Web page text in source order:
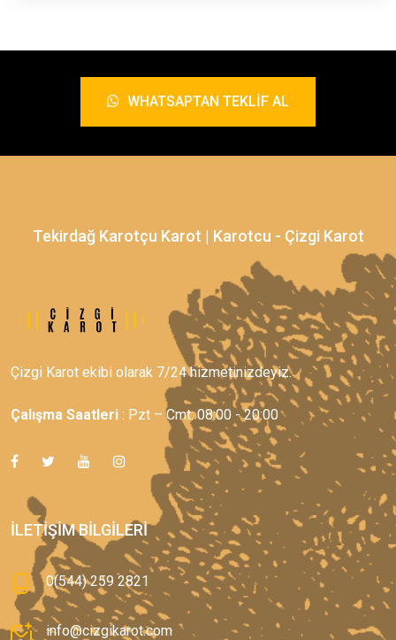
WHATSAPTAN TEKLIF AL
Tekirdağ Karotçu Karot | Karotcu - Çizgi Karot
Çizgi Karot ekibi olarak 7/24 hizmetinizdeyiz.
Çalışma Saatleri : Pzt – Cmt: 08:00 - 20:00
İLETIŞIM BILGILERI
0(544) 259 2821
info@cizgikarot.com